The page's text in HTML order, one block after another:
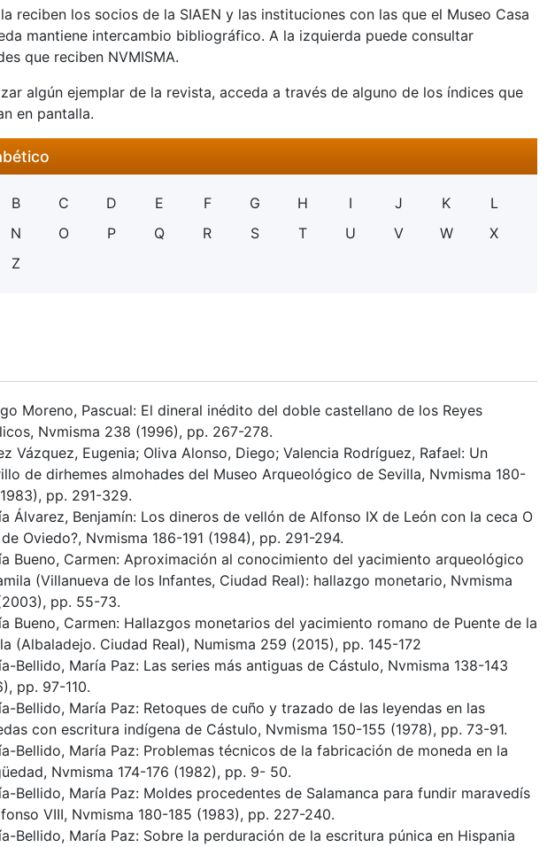
reciben los socios de la SIAEN y las instituciones con las que el Museo Casa
mantiene intercambio bibliográfico. A la izquierda puede consultar
que reciben NVMISMA.
algún ejemplar de la revista, acceda a través de alguno de los índices que
en pantalla.
B C D E F G H I J K
L
N O P Q R S T U V W
X
Z
Moreno, Pascual: El dineral inédito del doble castellano de los Reyes
Nvmisma 238 (1996), pp. 267-278.
Vázquez, Eugenia; Oliva Alonso, Diego; Valencia Rodríguez, Rafael: Un
de dirhemes almohades del Museo Arqueológico de Sevilla, Nvmisma 180-
pp. 291-329.
Álvarez, Benjamín: Los dineros de vellón de Alfonso IX de León con la ceca O
Oviedo?, Nvmisma 186-191 (1984), pp. 291-294.
Bueno, Carmen: Aproximación al conocimiento del yacimiento arqueológico
(Villanueva de los Infantes, Ciudad Real): hallazgo monetario, Nvmisma
pp. 55-73.
Bueno, Carmen: Hallazgos monetarios del yacimiento romano de Puente de la
(Albaladejo. Ciudad Real), Numisma 259 (2015), pp. 145-172
Bellido, María Paz: Las series más antiguas de Cástulo, Nvmisma 138-143
pp. 97-110.
Bellido, María Paz: Retoques de cuño y trazado de las leyendas en las
con escritura indígena de Cástulo, Nvmisma 150-155 (1978), pp. 73-91.
Bellido, María Paz: Problemas técnicos de la fabricación de moneda en la
Nvmisma 174-176 (1982), pp. 9- 50.
Bellido, María Paz: Moldes procedentes de Salamanca para fundir maravedís
VIII, Nvmisma 180-185 (1983), pp. 227-240.
Bellido, María Paz: Sobre la perduración de la escritura púnica en Hispania